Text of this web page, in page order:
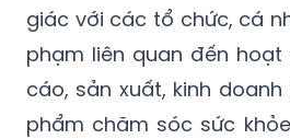
giác với các tổ chức, cá
phạm liên quan đến hoạt
cáo, sản xuất, kinh
phẩm chăm sóc sức